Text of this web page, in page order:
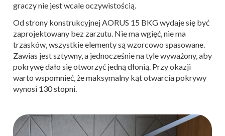
graczy nie jest wcale oczywistością.
Od strony konstrukcyjnej AORUS 15 BKG wydaje się być
zaprojektowany bez zarzutu. Nie ma wgięć, nie ma
trzasków, wszystkie elementy są wzorcowo spasowane.
Zawias jest sztywny, a jednocześnie na tyle wyważony, aby
pokrywę dało się otworzyć jedną dłonią. Przy okazji
warto wspomnieć, że maksymalny kąt otwarcia pokrywy
wynosi 130 stopni.